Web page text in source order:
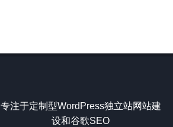
专注于定制型WordPress独立站网站建
设和谷歌SEO